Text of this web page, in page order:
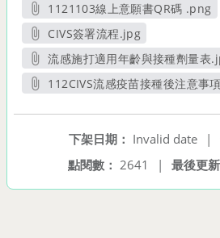
1121103線上意願書QR碼 .png
另開新視窗
CIVS簽署流程.jpg
另開新視窗
流感施打適用年齡與接種劑量表
另開新視窗
112CIVS流感疫苗接種後注意事
下架日期： Invalid date
|
最後更
點閱數： 2641 |